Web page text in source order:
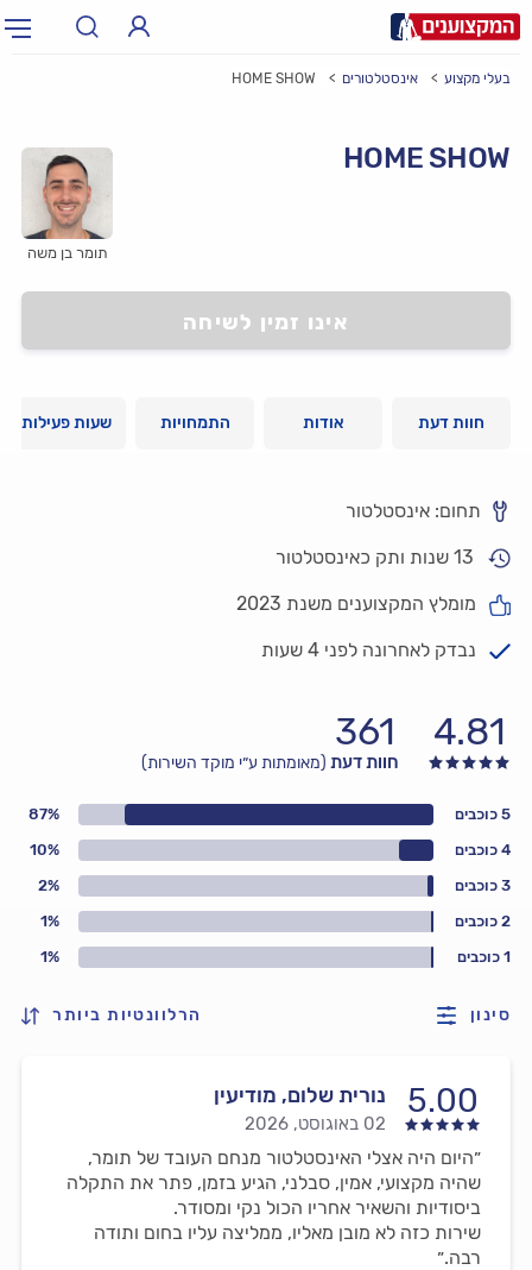
בעלי מקצוע אינסטלטורים
תומר בן משה
HOME SHOW
אינו זמין לשיחה
חוות דעת אודות התמחויות שעות פעילות
תחום: אינסטלטור
13 שנות ותק כאינסטלטור
מומלץ המקצוענים משנת 2023
נבדק לאחרונה לפני 4 שעות
4.81
361
חוות דעת (מאומתות ע״י מוקד השירות)
1 כוכבים 1%
2 כוכבים 1%
3 כוכבים 2%
4 כוכבים 10%
5 כוכבים 87%
סינון הרלוונטיות ביותר
5.00 נורית שלום, מודיעין
02 באוגוסט, 2026
״היום היה אצלי האינסטלטור מנחם העובד של תומר,
שהיה מקצועי, אמין, סבלני, הגיע בזמן, פתר את התקלה
ביסודיות והשאיר אחריו הכול נקי ומסודר.
שירות כזה לא מובן מאליו, ממליצה עליו בחום ותודה
רבה.״